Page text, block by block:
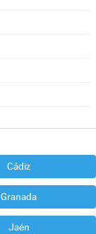
Cádiz
Granada
Jaén